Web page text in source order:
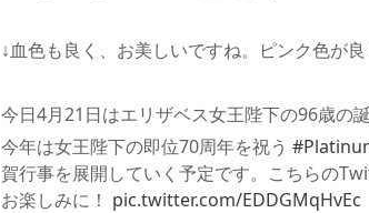
↓血色も良く、お美しいですね。ピンク色が良
今日4月21日はエリザベス女王陛下の96歳の誕
今年は女王陛下の即位70周年を祝う
賀行事を展開していく予定です。こちらの
お楽しみに！ pic.twitter.com/EDDGMqHvEc